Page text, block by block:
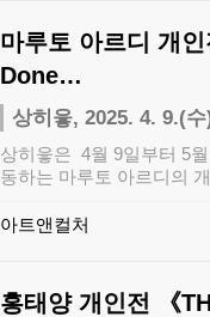
마루토 아르디 개인전 《Get the
Done…
상히읗, 2025. 4. 9.(
상히읗은 4월 9일부터 5
동하는 마루토 아르디의
아트앤컬처
홍태양 개인전 《